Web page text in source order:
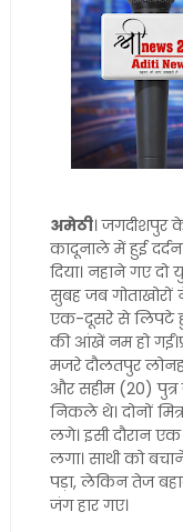
अमेठी। जगदीशपुर
कादूनाले में हुई
दिया। नहाने गए
सुबह जब गोताखोरों
एक-दूसरे से लिपटे
की आंखें नम हो
मजरे दौलतपुर
और सहीम (20)
निकले थे। दोनों
लगे। इसी दौरान
लगा। साथी को
पड़ा, लेकिन तेज
जंग हार गए।